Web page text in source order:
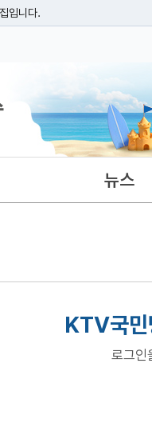
입니다.
용하고 있다면 아래 URL에서
뉴스
KTV국민
로그인